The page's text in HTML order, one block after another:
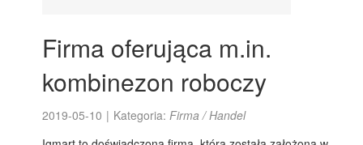
Firma oferująca m.in.
kombinezon roboczy
2019-05-10 | Kategoria:Firma / Handel